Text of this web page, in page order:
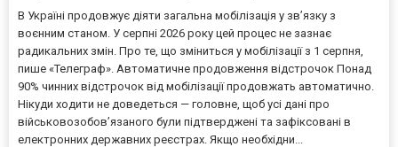
франка та
фунта
стерлінгів
перед
платежами
іноземним
партнерам і
закупівлями.
та
В Україні продовжує діяти загальна мобілізація у зв’язку з
воєнним станом. У серпні 2026 року цей процес не зазнає
радикальних змін. Про те, що зміниться у мобілізації з 1 серпня,
пише «Телеграф». Автоматичне продовження відстрочок Понад
90% чинних відстрочок від мобілізації продовжать автоматично.
Нікуди ходити не доведеться — головне, щоб усі дані про
військовозобов’язаного були підтверджені та зафіксовані в
електронних державних реєстрах. Якщо необхідни...